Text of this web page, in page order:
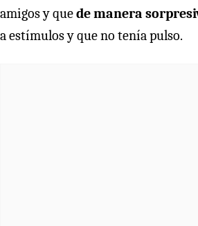
amigos y quede manera
a estímulos y que no tenía pulso.